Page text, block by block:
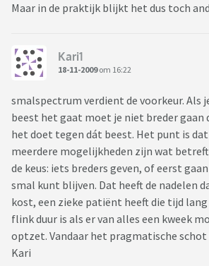
Maar in de praktijk blijkt het dus toch
Kari1
18-11-2009om 16:22
smalspectrum verdient de voorkeur. Als
beest het gaat moet je niet breder gaan
het doet tegen dát beest. Het punt is
meerdere mogelijkheden zijn wat betreft
de keus: iets breders geven, of eerst
smal kunt blijven. Dat heeft de nadelen
kost, een zieke patiënt heeft die tijd
flink duur is als er van alles een kweek
optzet. Vandaar het pragmatische schot
Kari